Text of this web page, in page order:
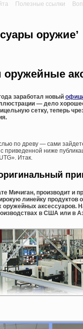
Полезные ссылки
оружие’
заработал новый
— дело
сетку, теперь
по древу — сами
приведенной ниже
Итак.
Мичиган, производит и
линейку продуктов
аксессуаров.
в США или в